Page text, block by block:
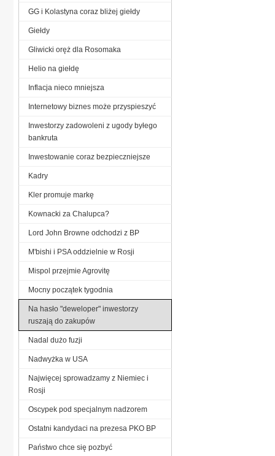
GG i Kolastyna coraz bliżej giełdy
Giełdy
Gliwicki oręż dla Rosomaka
Helio na giełdę
Inflacja nieco mniejsza
Internetowy biznes może przyspieszyć
Inwestorzy zadowoleni z ugody byłego
bankruta
Inwestowanie coraz bezpieczniejsze
Kadry
Kler promuje markę
Kownacki za Chalupca?
Lord John Browne odchodzi z BP
M'bishi i PSA oddzielnie w Rosji
Mispol przejmie Agrovitę
Mocny początek tygodnia
Na hasło "deweloper" inwestorzy
ruszają do zakupów
Nadal dużo fuzji
Nadwyżka w USA
Najwięcej sprowadzamy z Niemiec i
Rosji
Oscypek pod specjalnym nadzorem
Ostatni kandydaci na prezesa PKO BP
Państwo chce się pozbyć